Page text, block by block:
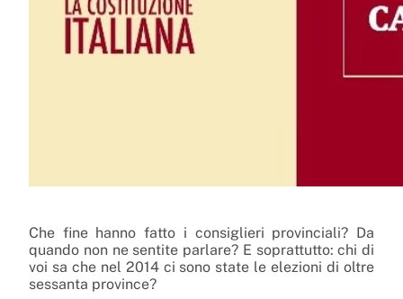
Che fine hanno fatto i consiglieri provinciali? Da
quando non ne sentite parlare? E soprattutto: chi di
voi sa che nel 2014 ci sono state le elezioni di oltre
sessanta province?